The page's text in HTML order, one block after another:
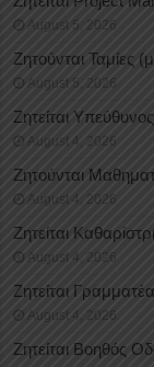
August 5, 2026
Ζητούνται Ταμίες
August 5, 2026
Ζητείται
August 4, 2026
Ζητούνται
August 4, 2026
Ζητείται
August 4, 2026
Ζητείται
August 4, 2026
Ζητείται Βοηθός